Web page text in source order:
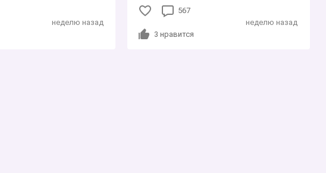
неделю назад
567
3 нравится
неделю назад